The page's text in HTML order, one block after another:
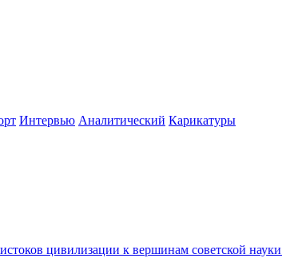
Интервью Аналитический Карикатуры
к вершинам советской науки - Новости